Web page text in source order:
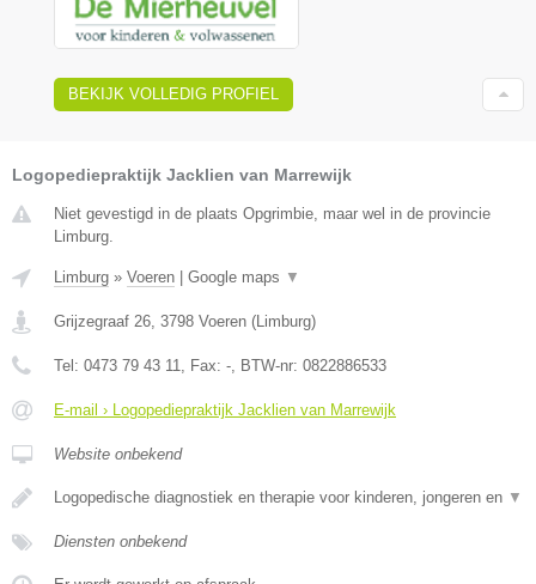
BEKIJK VOLLEDIG PROFIEL
Logopediepraktijk Jacklien van Marrewijk
Niet gevestigd in de plaats Opgrimbie, maar wel in de provincie
Limburg.
Limburg » Voeren Google maps ▼
Grijzegraaf 26, 3798 Voeren (Limburg)
Tel: 0473 79 43 11, Fax: -, BTW-nr: 0822886533
E-mail › Logopediepraktijk Jacklien van Marrewijk
Website onbekend
Logopedische diagnostiek en therapie voor kinderen, jongeren en ▼
Diensten onbekend